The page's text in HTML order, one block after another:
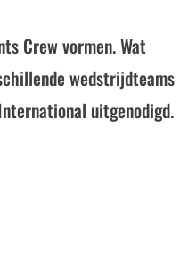
Crew vormen. Wat
wedstrijdteams
uitgenodigd.